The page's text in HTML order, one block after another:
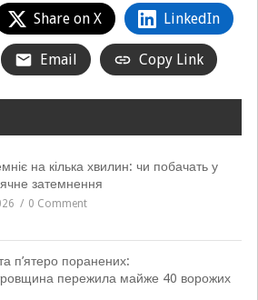
Share on X LinkedIn
Email Copy Link
на кілька хвилин: чи побачать у
затемнення
0 Comment
п’ятеро поранених:
пережила майже 40 ворожих